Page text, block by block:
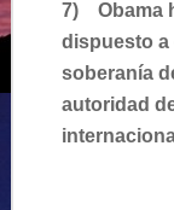
7)
Obama
dispuesto a
soberanía
autoridad